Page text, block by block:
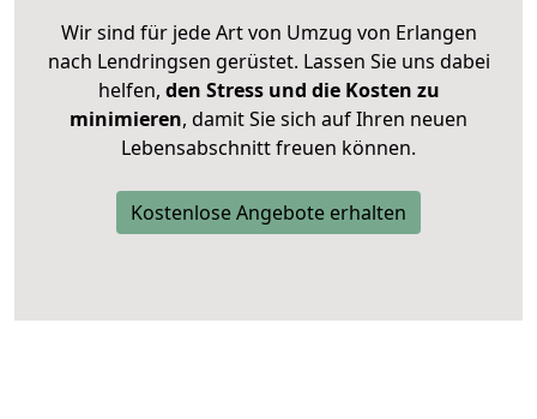
Wir sind für jede Art von Umzug von Erlangen
nach Lendringsen gerüstet. Lassen Sie uns dabei
helfen, den Stress und die Kosten zu
minimieren, damit Sie sich auf Ihren neuen
Lebensabschnitt freuen können.
Kostenlose Angebote erhalten